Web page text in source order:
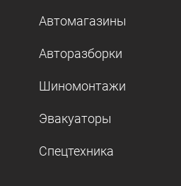
Автомагазины
Авторазборки
Шиномонтажи
Эвакуаторы
Спецтехника